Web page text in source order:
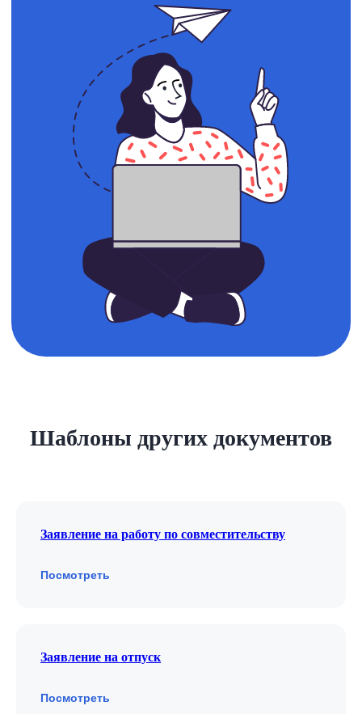
Шаблоны других документов
Заявление на работу по совместительству
Посмотреть
Заявление на отпуск
Посмотреть